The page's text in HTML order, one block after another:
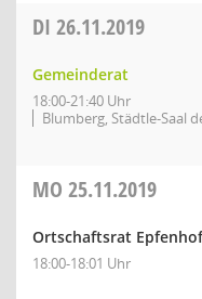
DI 26.11.2019
Gemeinderat
18:00-21:40 Uhr
Blumberg, Städtle-Saal
MO 25.11.2019
Ortschaftsrat
18:00-18:01 Uhr